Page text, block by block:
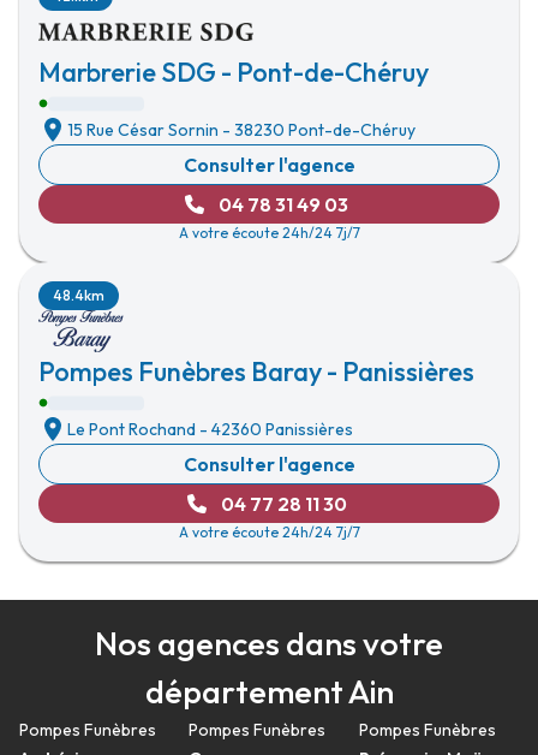
Marbrerie SDG - Pont-de-Chéruy
15 Rue César Sornin - 38230 Pont-de-Chéruy
Consulter l'agence
04 78 31 49 03
A votre écoute 24h/24 7j/7
Pompes Funèbres Baray - Panissières
48.4km
Le Pont Rochand - 42360 Panissières
Consulter l'agence
04 77 28 11 30
A votre écoute 24h/24 7j/7
Nos agences dans votre
département Ain
Pompes Funèbres
Pompes Funèbres
Pompes Funèbres